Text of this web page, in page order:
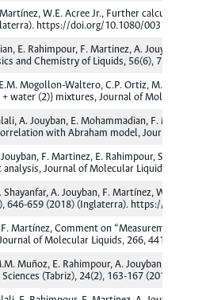
Martínez, W.E. Acree Jr., Further
https://doi.org/10.1080/
E. Rahimpour, F. Martinez, A. Jouyban,
and Chemistry of Liquids, 56(6), 751-
Mogollon-Waltero, C.P. Ortiz, M.Á.
+ water (2)} mixtures, Journal of Molecular
A. Jouyban, E. Mohammadian, F.
with Abraham model, Journal of
Jouyban, F. Martinez, E. Rahimpour,
analysis, Journal of Molecular Liquids,
Shayanfar, A. Jouyban, F. Martínez, W.E.
646-659 (2018) (Inglaterra). https://
F. Martínez, Comment on “Measurement,
of Molecular Liquids, 266, 441-442
Muñoz, E. Rahimpour, A. Jouyban, F.
Sciences (Tabriz), 24(2), 163-167 (2018)